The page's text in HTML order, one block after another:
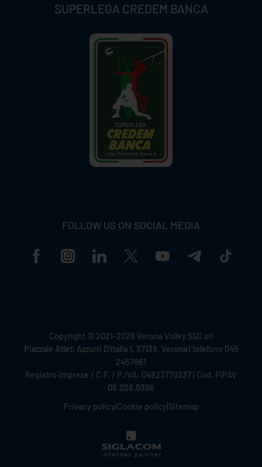
SUPERLEGA CREDEM BANCA
FOLLOW US ON SOCIAL MEDIA
Copyright © 2021-2026 Verona Volley SSD srl
Piazzale Atleti Azzurri D'Italia 1, 37138, Verona | telefono 045
2457661
Registro imprese / C.F. / P.IVA: 04823770237 | Cod. FIPAV
06.028.0396
Privacy policy Cookie policy Sitemap